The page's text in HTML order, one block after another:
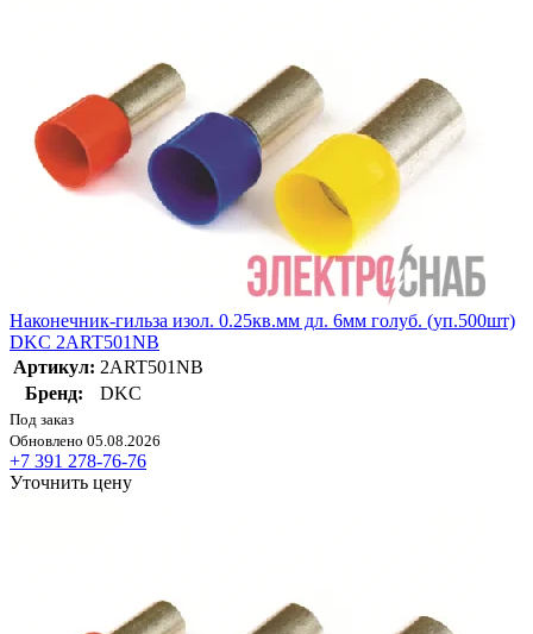
Наконечник-гильза изол. 0.25кв.мм дл. 6мм голуб. (уп.500шт)
DKC 2ART501NB
Артикул: 2ART501NB
Бренд:
DKC
Под заказ
Обновлено 05.08.2026
+7 391 278-76-76
Уточнить цену